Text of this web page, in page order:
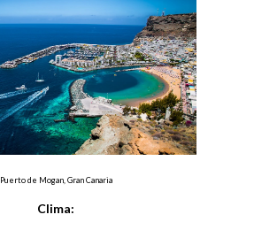
Puerto de Mogan, Gran Canaria
Clima: